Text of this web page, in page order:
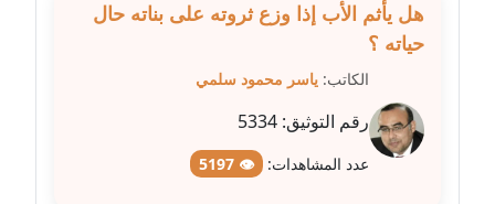
عاملة
مدونة سهى الضاوي
مدونة سهير عسكر
هل يأثم الأب إذا وزع ثروته على بناته حال
حياته ؟
الكاتب: ياسر محمود سلمي
رقم التوثيق: 5334
عدد المشاهدات: 👁 5197